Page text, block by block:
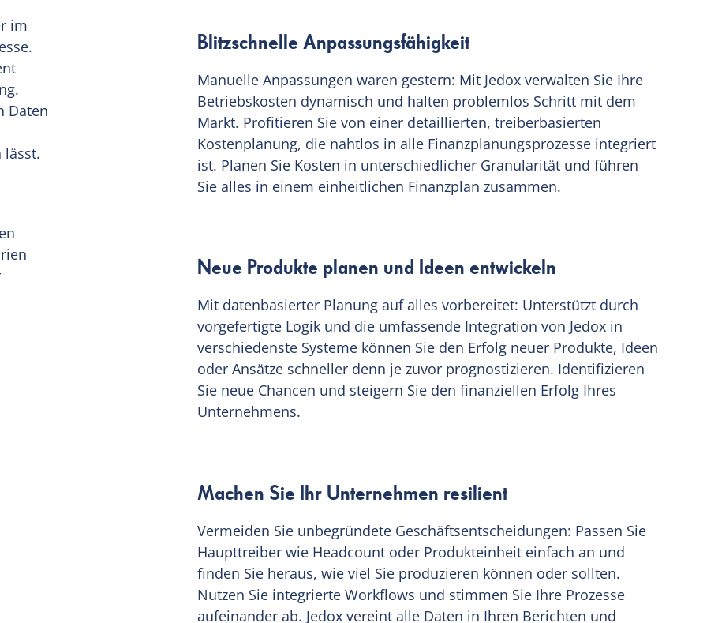
im
Daten
lässt.
Blitzschnelle Anpassungsfähigkeit
Manuelle Anpassungen waren gestern: Mit Jedox verwalten Sie Ihre
Betriebskosten dynamisch und halten problemlos Schritt mit dem
Markt. Profitieren Sie von einer detaillierten, treiberbasierten
Kostenplanung, die nahtlos in alle Finanzplanungsprozesse integriert
ist. Planen Sie Kosten in unterschiedlicher Granularität und führen
Sie alles in einem einheitlichen Finanzplan zusammen.
Neue Produkte planen und Ideen entwickeln
Mit datenbasierter Planung auf alles vorbereitet: Unterstützt durch
vorgefertigte Logik und die umfassende Integration von Jedox in
verschiedenste Systeme können Sie den Erfolg neuer Produkte, Ideen
oder Ansätze schneller denn je zuvor prognostizieren. Identifizieren
Sie neue Chancen und steigern Sie den finanziellen Erfolg Ihres
Unternehmens.
Machen Sie Ihr Unternehmen resilient
Vermeiden Sie unbegründete Geschäftsentscheidungen: Passen Sie
Haupttreiber wie Headcount oder Produkteinheit einfach an und
finden Sie heraus, wie viel Sie produzieren können oder sollten.
Nutzen Sie integrierte Workflows und stimmen Sie Ihre Prozesse
aufeinander ab. Jedox vereint alle Daten in Ihren Berichten und